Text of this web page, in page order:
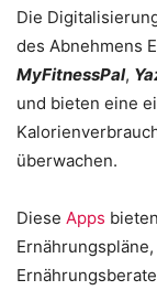
Die
des Abnehmens
MyFitnessPal,
und bieten eine
überwachen.
Diese Apps